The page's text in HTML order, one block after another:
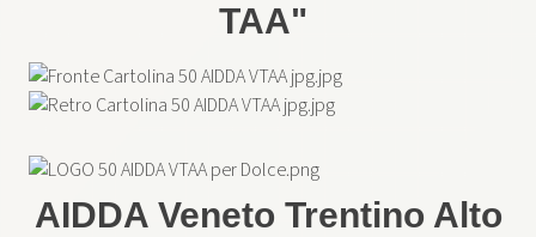
TAA"
AIDDA Veneto Trentino Alto